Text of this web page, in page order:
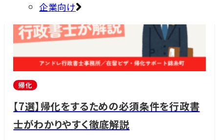
企業向け
帰化
【7選】帰化をするための必須条件を行政書
士がわかりやすく徹底解説